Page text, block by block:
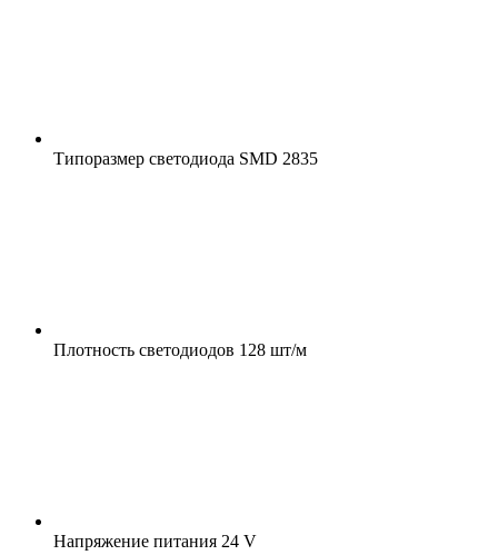
Типоразмер светодиода SMD 2835
Плотность светодиодов 128 шт/м
Напряжение питания 24 V